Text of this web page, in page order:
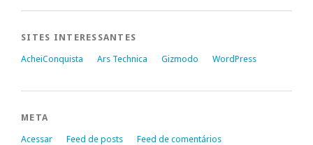
SITES INTERESSANTES
AcheiConquista Ars Technica Gizmodo WordPress
META
Acessar Feed de posts
Feed de comentários